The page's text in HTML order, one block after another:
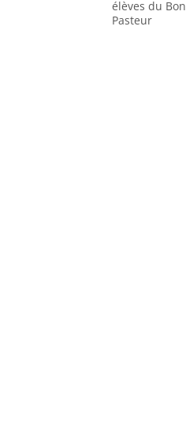
élèves du Bon
Pasteur